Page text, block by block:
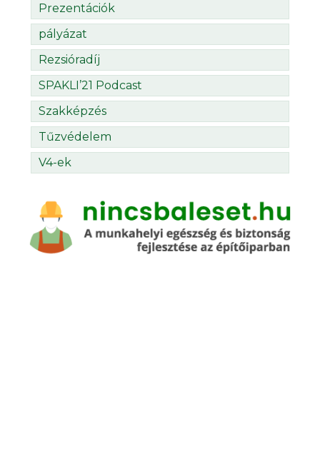
Prezentációk
pályázat
Rezsióradíj
SPAKLI’21 Podcast
Szakképzés
Tűzvédelem
V4-ek